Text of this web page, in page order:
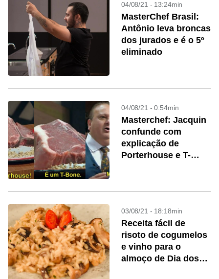
04/08/21 - 13:24min
MasterChef Brasil:
Antônio leva broncas
dos jurados e é o 5º
eliminado
04/08/21 - 0:54min
Masterchef: Jacquin
confunde com
explicação de
Porterhouse e T-
03/08/21 - 18:18min
Receita fácil de
risoto de cogumelos
e vinho para o
almoço de Dia dos